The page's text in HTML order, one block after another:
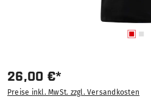
26,00 €*
Preise inkl. MwSt. zzgl. Versandkosten